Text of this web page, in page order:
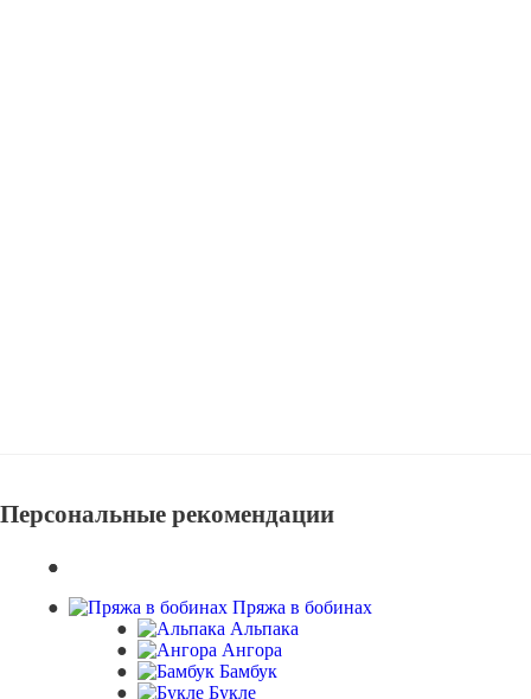
Персональные рекомендации
Пряжа в бобинах
Альпака
Ангора
Бамбук
Букле